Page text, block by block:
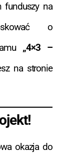
funduszy na
o
„4×3 –
na stronie
okazja do